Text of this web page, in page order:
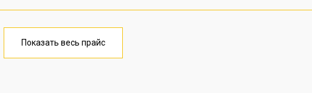
от 40 мин
Показать весь прайс